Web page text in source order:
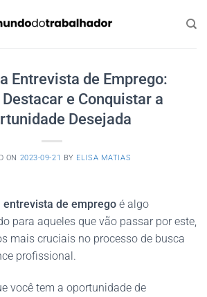
Entrevista de Emprego:
e Conquistar a
Desejada
ON 2023-09-21 BY ELISA MATIAS
entrevista de emprego é algo
para aqueles que vão passar por este,
mais cruciais no processo de busca
profissional.
você tem a oportunidade de